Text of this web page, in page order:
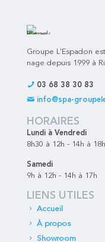
Groupe L'Espadon
nage depuis 1999 à
03 68 38 30 83
info@spa-
HORAIRES
Lundi à Vendredi
8h30 à 12h - 14h à 18h
Samedi
9h à 12h - 14h à 17h
LIENS UTILES
Accueil
À propos
Showroom